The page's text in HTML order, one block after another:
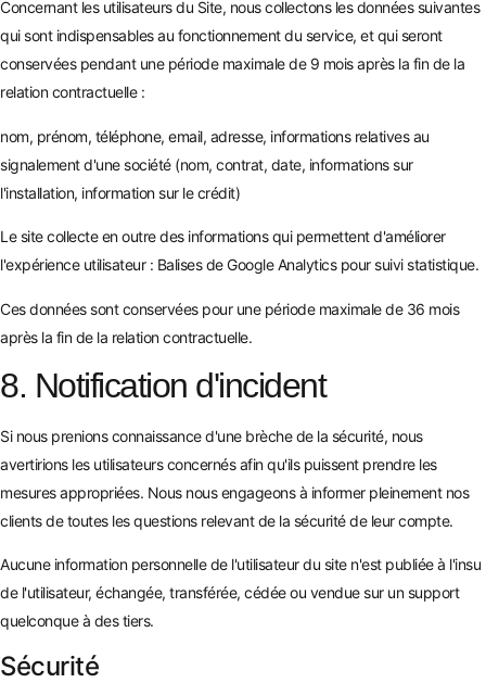
Concernant les utilisateurs du Site, nous collectons les données suivantes
qui sont indispensables au fonctionnement du service, et qui seront
conservées pendant une période maximale de 9 mois après la fin de la
relation contractuelle :
nom, prénom, téléphone, email, adresse, informations relatives au
signalement d'une société (nom, contrat, date, informations sur
l'installation, information sur le crédit)
Le site collecte en outre des informations qui permettent d'améliorer
l'expérience utilisateur : Balises de Google Analytics pour suivi statistique.
Ces données sont conservées pour une période maximale de 36 mois
après la fin de la relation contractuelle.
8. Notification d'incident
Si nous prenions connaissance d'une brèche de la sécurité, nous
avertirions les utilisateurs concernés afin qu'ils puissent prendre les
mesures appropriées. Nous nous engageons à informer pleinement nos
clients de toutes les questions relevant de la sécurité de leur compte.
Aucune information personnelle de l'utilisateur du site n'est publiée à l'insu
de l'utilisateur, échangée, transférée, cédée ou vendue sur un support
quelconque à des tiers.
Sécurité